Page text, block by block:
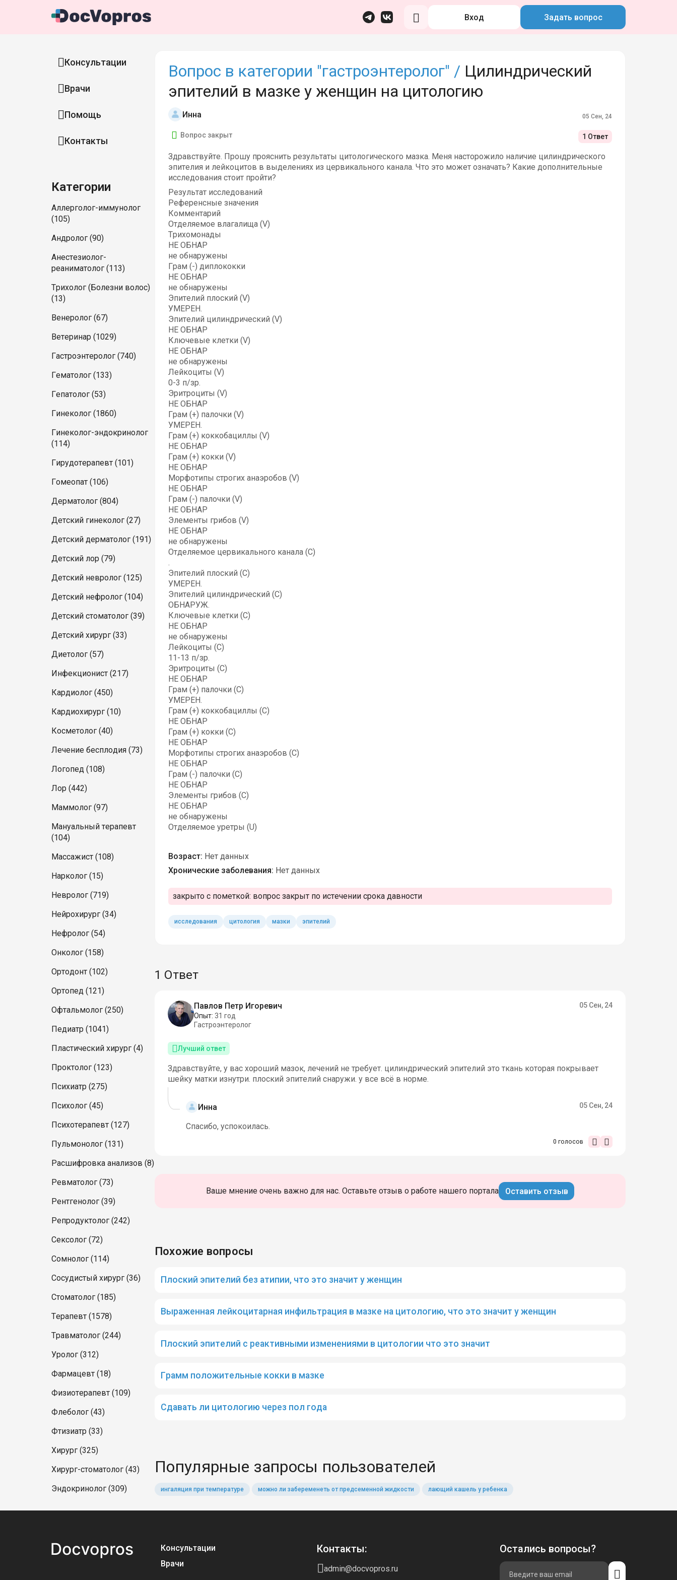
Вход Задать вопрос
Консультации
Врачи
Помощь
Контакты
Категории
Аллерголог-иммунолог
(105)
Андролог (90)
Анестезиолог-
реаниматолог (113)
Трихолог (Болезни волос)
(13)
Венеролог (67)
Ветеринар (1029)
Гастроэнтеролог (740)
Гематолог (133)
Гепатолог (53)
Гинеколог (1860)
Гинеколог-эндокринолог
(114)
Гирудотерапевт (101)
Гомеопат (106)
Дерматолог (804)
Детский гинеколог (27)
Детский дерматолог (191)
Детский лор (79)
Детский невролог (125)
Детский нефролог (104)
Детский стоматолог (39)
Детский хирург (33)
Диетолог (57)
Инфекционист (217)
Кардиолог (450)
Кардиохирург (10)
Косметолог (40)
Лечение бесплодия (73)
Логопед (108)
Лор (442)
Маммолог (97)
Мануальный терапевт
(104)
Массажист (108)
Нарколог (15)
Невролог (719)
Нейрохирург (34)
Нефролог (54)
Онколог (158)
Ортодонт (102)
Ортопед (121)
Офтальмолог (250)
Педиатр (1041)
Пластический хирург (4)
Проктолог (123)
Психиатр (275)
Психолог (45)
Психотерапевт (127)
Пульмонолог (131)
Расшифровка анализов (8)
Ревматолог (73)
Рентгенолог (39)
Репродуктолог (242)
Сексолог (72)
Сомнолог (114)
Сосудистый хирург (36)
Стоматолог (185)
Терапевт (1578)
Травматолог (244)
Уролог (312)
Фармацевт (18)
Физиотерапевт (109)
Флеболог (43)
Фтизиатр (33)
Хирург (325)
Хирург-стоматолог (43)
Эндокринолог (309)
Вопрос в категории "гастроэнтеролог" / Цилиндрический
эпителий в мазке у женщин на цитологию
Инна 05 Сен, 24
Вопрос закрыт 1 Ответ
Здравствуйте. Прошу прояснить результаты цитологического мазка. Меня насторожило наличие цилиндрического
эпителия и лейкоцитов в выделениях из цервикального канала. Что это может означать? Какие дополнительные
исследования стоит пройти?
Результат исследований
Референсные значения
Комментарий
Отделяемое влагалища (V)
Трихомонады
НЕ ОБНАР
не обнаружены
Грам (-) диплококки
НЕ ОБНАР
не обнаружены
Эпителий плоский (V)
УМЕРЕН.
Эпителий цилиндрический (V)
НЕ ОБНАР
Ключевые клетки (V)
НЕ ОБНАР
не обнаружены
Лейкоциты (V)
0-3 п/зр.
Эритроциты (V)
НЕ ОБНАР
Грам (+) палочки (V)
УМЕРЕН.
Грам (+) коккобациллы (V)
НЕ ОБНАР
Грам (+) кокки (V)
НЕ ОБНАР
Морфотипы строгих анаэробов (V)
НЕ ОБНАР
Грам (-) палочки (V)
НЕ ОБНАР
Элементы грибов (V)
НЕ ОБНАР
не обнаружены
Отделяемое цервикального канала (C)
.
Эпителий плоский (С)
УМЕРЕН.
Эпителий цилиндрический (С)
ОБНАРУЖ.
Ключевые клетки (С)
НЕ ОБНАР
не обнаружены
Лейкоциты (С)
11-13 п/зр.
Эритроциты (С)
НЕ ОБНАР
Грам (+) палочки (C)
УМЕРЕН.
Грам (+) коккобациллы (C)
НЕ ОБНАР
Грам (+) кокки (C)
НЕ ОБНАР
Морфотипы строгих анаэробов (C)
НЕ ОБНАР
Грам (-) палочки (C)
НЕ ОБНАР
Элементы грибов (С)
НЕ ОБНАР
не обнаружены
Отделяемое уретры (U)
Возраст: Нет данных
Хронические заболевания: Нет данных
закрыто с пометкой: вопрос закрыт по истечении срока давности
исследования цитология мазки эпителий
1 Ответ
Павлов Петр Игоревич
Опыт: 31 год
Гастроэнтеролог
05 Сен, 24
Лучший ответ
Здравствуйте, у вас хороший мазок, лечений не требует. цилиндрический эпителий это ткань которая покрывает
шейку матки изнутри. плоский эпителий снаружи. у все всё в норме.
Инна 05 Сен, 24
Спасибо, успокоилась.
0 голосов
Ваше мнение очень важно для нас. Оставьте отзыв о работе нашего портала Оставить отзыв
Похожие вопросы
Плоский эпителий без атипии, что это значит у женщин
Выраженная лейкоцитарная инфильтрация в мазке на цитологию, что это значит у женщин
Плоский эпителий с реактивными изменениями в цитологии что это значит
Грамм положительные кокки в мазке
Сдавать ли цитологию через пол года
Популярные запросы пользователей
ингаляция при температуре можно ли забеременеть от предсеменной жидкости лающий кашель у ребенка
Консультации
Врачи
Контакты:
admin@docvopros.ru
Остались вопросы?